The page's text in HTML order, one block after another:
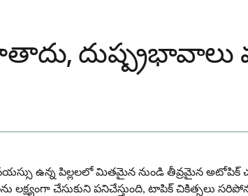
దుష్ప్రభావాలు
వయస్సు ఉన్న పిల్లలలో మితమైన నుండి తీవ్రమైన
చేసుకుని పనిచేస్తుంది, టాపిక్ చికిత్సలు